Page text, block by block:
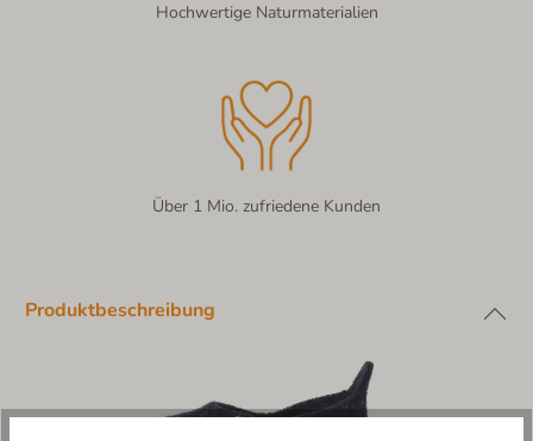
Hochwertige Naturmaterialien
Über 1 Mio. zufriedene Kunden
Produktbeschreibung